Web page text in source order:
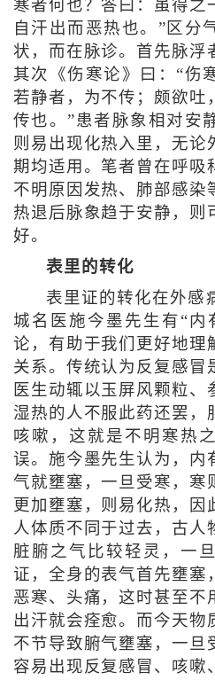
寒者何也？答曰：虽得之
自汗出而恶热也。”区分
状，而在脉诊。首先脉浮
其次《伤寒论》曰：“伤
若静者，为不传；颇欲吐
传也。”患者脉象相对安
则易出现化热入里，无论
期均适用。笔者曾在呼吸
不明原因发热、肺部感染
热退后脉象趋于安静，则
好。
表里的转化
表里证的转化在外感
城名医施今墨先生有“内
论，有助于我们更好地理
关系。传统认为反复感冒
医生动辄以玉屏风颗粒、
湿热的人不服此药还罢，
咳嗽，这就是不明寒热
误。施今墨先生认为，内
气就壅塞，一旦受寒，寒
更加壅塞，则易化热，因
人体质不同于过去，古人
脏腑之气比较轻灵，一
证，全身的表气首先壅塞
恶寒、头痛，这时甚至不
出汗就会痊愈。而今天物
不节导致腑气壅塞，一旦
容易出现反复感冒、咳嗽